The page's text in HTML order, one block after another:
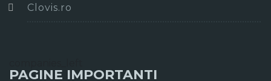
Clovis.ro
PAGINE IMPORTANTI